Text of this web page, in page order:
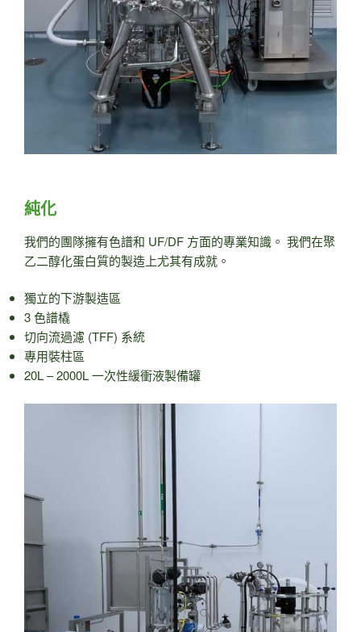
純化
我們的團隊擁有色譜和 UF/DF 方面的專業知識。 我們在聚
乙二醇化蛋白質的製造上尤其有成就。
獨立的下游製造區
3 色譜橇
切向流過濾 (TFF) 系統
專用裝柱區
20L – 2000L 一次性緩衝液製備罐